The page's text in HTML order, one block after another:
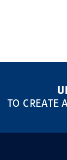
TO CREATE